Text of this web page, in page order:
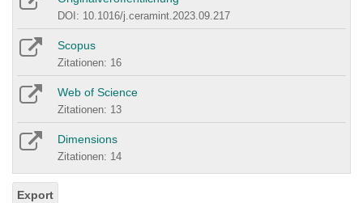
DOI: 10.1016/j.ceramint.2023.09.217
Scopus
Zitationen: 16
Web of Science
Zitationen: 13
Dimensions
Zitationen: 14
Export